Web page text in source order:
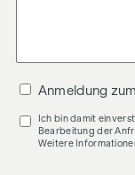
Anmeldung
Ich bin damit
Bearbeitung der
Weitere